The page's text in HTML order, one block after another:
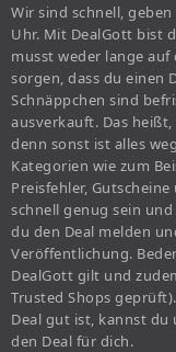
Wir sind schnell,
Uhr. Mit DealGott bist
musst weder lange auf
sorgen, dass du einen
Schnäppchen sind
ausverkauft. Das heißt,
denn sonst ist alles
Kategorien wie zum
Preisfehler,
schnell genug sein
du den Deal melden
Veröffentlichung.
DealGott gilt und
Trusted Shops
Deal gut ist, kannst
den Deal für dich.